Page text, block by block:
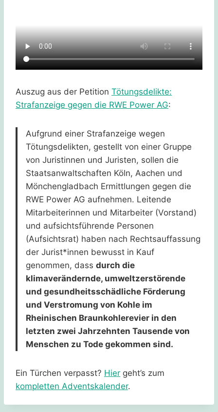
Auszug aus der Petition Tötungsdelikte:
Strafanzeige gegen die RWE Power AG:
Aufgrund einer Strafanzeige wegen
Tötungsdelikten, gestellt von einer Gruppe
von Juristinnen und Juristen, sollen die
Staatsanwaltschaften Köln, Aachen und
Mönchengladbach Ermittlungen gegen die
RWE Power AG aufnehmen. Leitende
Mitarbeiterinnen und Mitarbeiter (Vorstand)
und aufsichtsführende Personen
(Aufsichtsrat) haben nach Rechtsauffassung
der Jurist*innen bewusst in Kauf
genommen, dass durch die
klimaverändernde, umweltzerstörende
und gesundheitsschädliche Förderung
und Verstromung von Kohle im
Rheinischen Braunkohlerevier in den
letzten zwei Jahrzehnten Tausende von
Menschen zu Tode gekommen sind.
Ein Türchen verpasst? Hier geht’s zum
kompletten Adventskalender.